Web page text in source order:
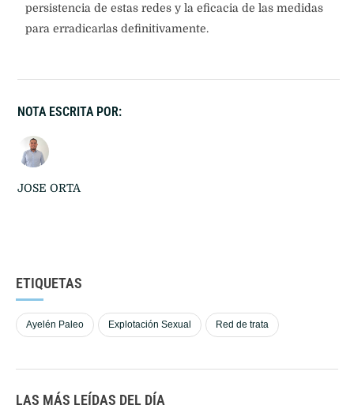
persistencia de estas redes y la eficacia de las medidas
para erradicarlas definitivamente.
NOTA ESCRITA POR:
JOSE ORTA
ETIQUETAS
Ayelén Paleo Explotación Sexual Red de trata
LAS MÁS LEÍDAS DEL DÍA